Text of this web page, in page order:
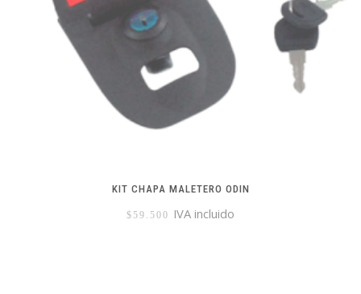
KIT CHAPA MALETERO ODIN
$ 59.500 IVA incluido